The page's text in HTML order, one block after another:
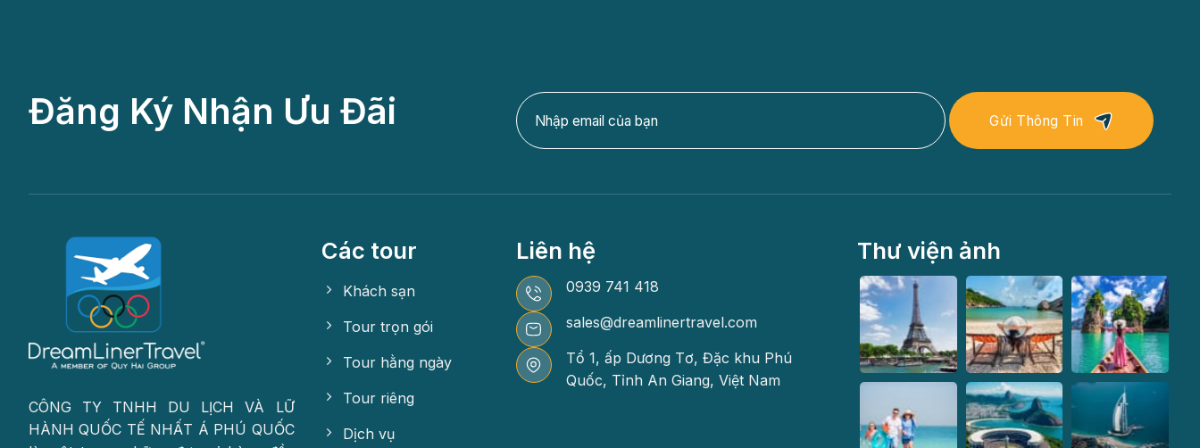
Đăng Ký Nhận Ưu Đãi Gửi Thông Tin
CÔNG TY TNHH DU LỊCH VÀ LỮ
HÀNH QUỐC TẾ NHẤT Á PHÚ QUỐC
Các tour
Khách sạn
Tour trọn gói
Tour hằng ngày
Tour riêng
Dịch vụ
Liên hệ
0939 741 418
sales@dreamlinertravel.com
Tổ 1, ấp Dương Tơ, Đặc khu Phú
Quốc, Tỉnh An Giang, Việt Nam
Thư viện ảnh